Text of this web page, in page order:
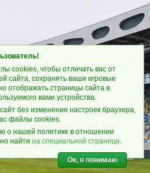
cookies, чтобы отличать вас от
сайта, сохранять ваши игровые
отображать страницы сайта в
вами устройства.
без изменения настроек браузера,
файлы cookies.
о нашей политике в отношении
найти на специальной странице.
Ок, я понимаю